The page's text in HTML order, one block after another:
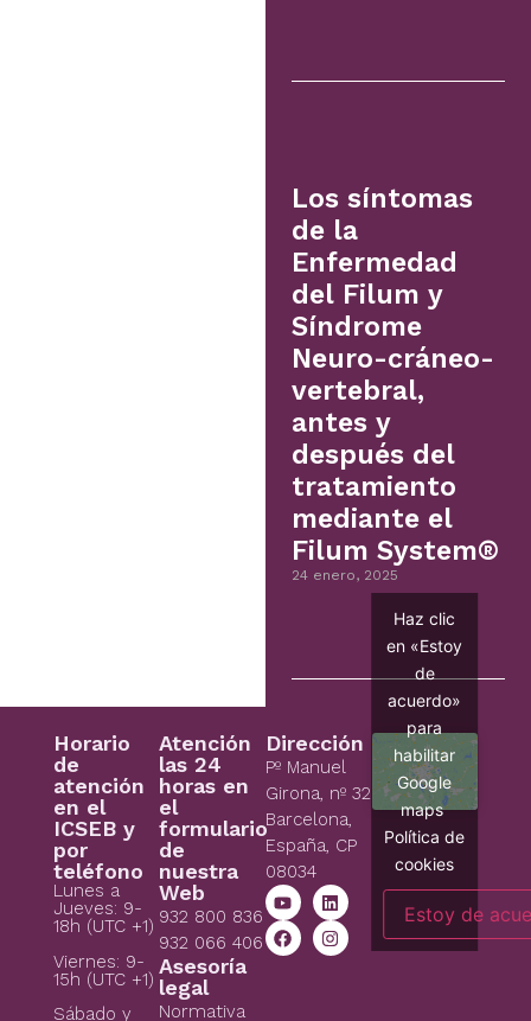
Los síntomas
de la
Enfermedad
del Filum y
Síndrome
Neuro-cráneo-
vertebral,
antes y
después del
tratamiento
mediante el
Filum System®
24 enero, 2025
Horario
de
atención
en el
ICSEB y
por
teléfono
Lunes a
Jueves: 9-
18h (UTC +1)
Viernes: 9-
15h (UTC +1)
Sábado y
Atención
las 24
horas en
el
formulario
de
nuestra
Web
932 800 836
932 066 406
Asesoría
legal
Normativa
Dirección
Pº Manuel
Girona, nº 32
Barcelona,
España, CP
08034
Haz clic
en «Estoy
de
acuerdo»
para
habilitar
Google
maps
Política de
cookies
Estoy de